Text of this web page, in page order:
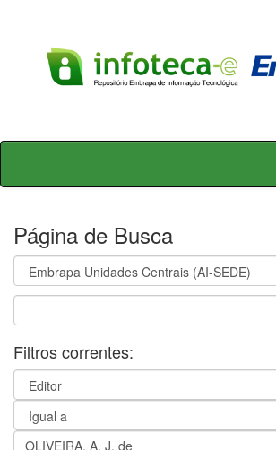
Skip
Página de Busca
Filtros correntes: